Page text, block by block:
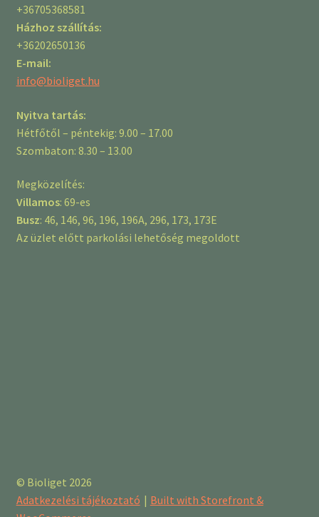
+36705368581
Házhoz szállítás:
+36202650136
E-mail:
info@bioliget.hu
Nyitva tartás:
Hétfőtől – péntekig: 9.00 – 17.00
Szombaton: 8.30 – 13.00
Megközelítés:
Villamos: 69-es
Busz: 46, 146, 96, 196, 196A, 296, 173, 173E
Az üzlet előtt parkolási lehetőség megoldott
© Bioliget 2026
Adatkezelési tájékoztató
Built with Storefront &